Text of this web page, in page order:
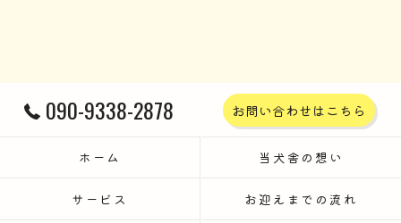
090-9338-2878 お問い合わせはこちら
ホーム 当犬舎の想い
サービス お迎えまでの流れ